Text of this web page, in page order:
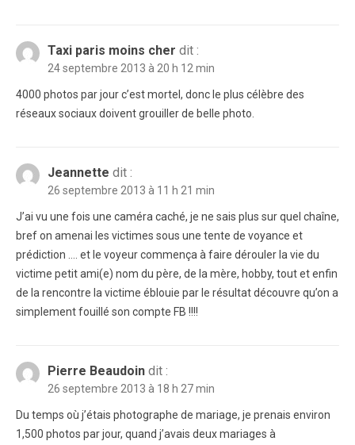
Taxi paris moins cher dit :
24 septembre 2013 à 20 h 12 min
4000 photos par jour c’est mortel, donc le plus célèbre des
réseaux sociaux doivent grouiller de belle photo.
Jeannette dit :
26 septembre 2013 à 11 h 21 min
J’ai vu une fois une caméra caché, je ne sais plus sur quel chaîne,
bref on amenai les victimes sous une tente de voyance et
prédiction …. et le voyeur commença à faire dérouler la vie du
victime petit ami(e) nom du père, de la mère, hobby, tout et enfin
de la rencontre la victime éblouie par le résultat découvre qu’on a
simplement fouillé son compte FB !!!!
Pierre Beaudoin dit :
26 septembre 2013 à 18 h 27 min
Du temps où j’étais photographe de mariage, je prenais environ
1,500 photos par jour, quand j’avais deux mariages à